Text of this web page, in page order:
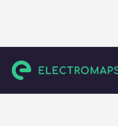
Charging stations